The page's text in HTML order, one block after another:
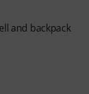
and backpack